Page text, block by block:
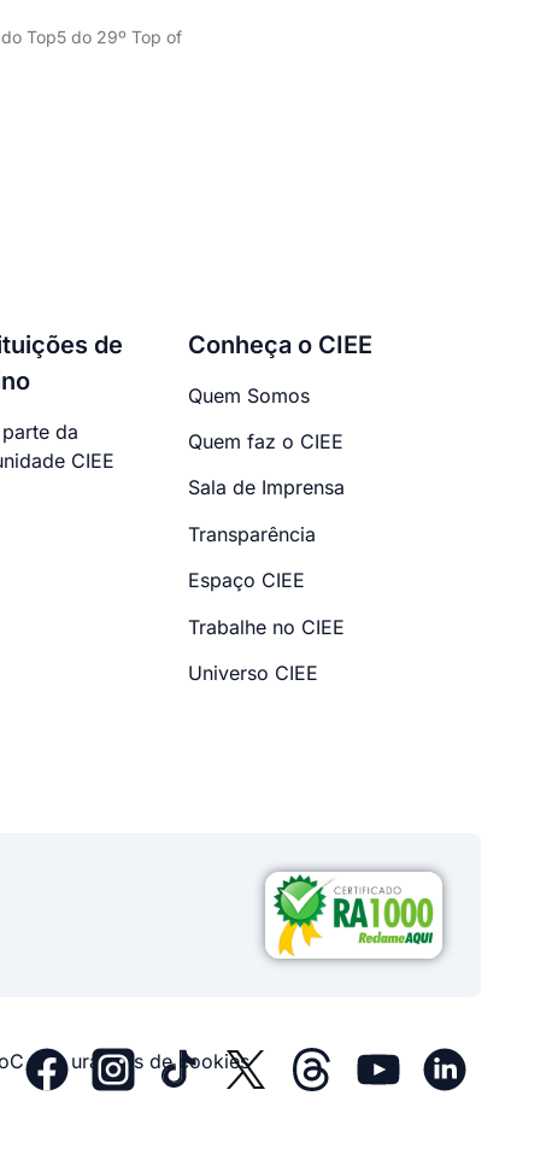
Top5 do 29º Top of
de
da
CIEE
Conheça o CIEE
Quem Somos
Quem faz o CIEE
Sala de Imprensa
Transparência
Espaço CIEE
Trabalhe no CIEE
Universo CIEE
Configurações de cookies